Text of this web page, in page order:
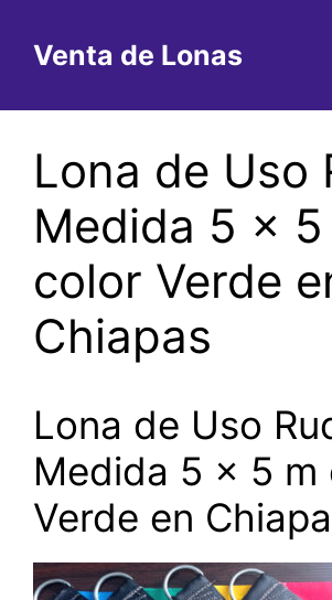
contenido
Venta de Lonas
Lona de Uso
Medida 5 x 5
color Verde
Chiapas
Lona de Uso
Medida 5 x 5 m
Verde en